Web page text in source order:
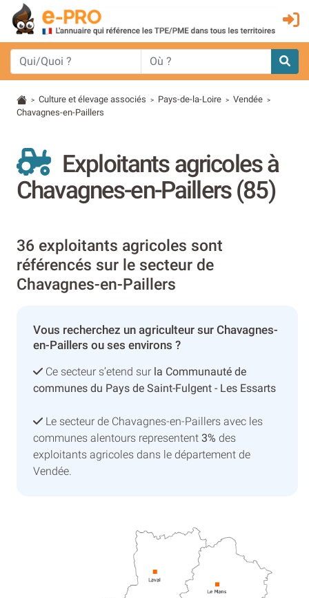
> Culture et élevage associés > Pays-de-la-Loire > Vendée >
Chavagnes-en-Paillers
Exploitants agricoles à
Chavagnes-en-Paillers (85)
36 exploitants agricoles sont
référencés sur le secteur de
Chavagnes-en-Paillers
Vous recherchez un agriculteur sur Chavagnes-
en-Paillers ou ses environs ?
Ce secteur s’etend sur la Communauté de
communes du Pays de Saint-Fulgent - Les Essarts
Le secteur de Chavagnes-en-Paillers avec les
communes alentours representent 3% des
exploitants agricoles dans le département de
Vendée.